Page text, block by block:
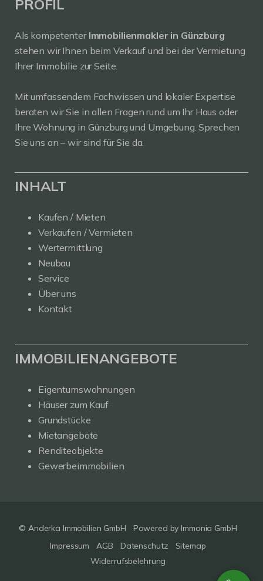
PROFIL
Als kompetenter Immobilienmakler in Günzburg
stehen wir Ihnen beim Verkauf und bei der Vermietung
Ihrer Immobilie zur Seite.
Mit umfassendem Fachwissen und lokaler Expertise
beraten wir Sie in allen Fragen rund um Ihr Haus oder
Ihre Wohnung in Günzburg und Umgebung. Sprechen
Sie uns an – wir sind für Sie da.
INHALT
Kaufen / Mieten
Verkaufen / Vermieten
Wertermittlung
Neubau
Service
Über uns
Kontakt
IMMOBILIENANGEBOTE
Eigentumswohnungen
Häuser zum Kauf
Grundstücke
Mietangebote
Renditeobjekte
Gewerbeimmobilien
© Anderka Immobilien GmbH Powered by Immonia GmbH
Impressum
AGB Datenschutz
Sitemap
Widerrufsbelehrung